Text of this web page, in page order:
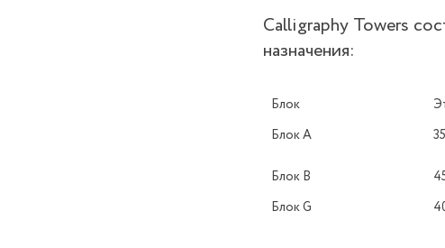
Calligraphy Towers
назначения:
Блок
Блок А
Блок B
Блок G